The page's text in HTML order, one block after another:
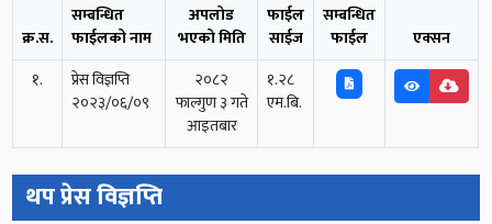
क्र.स.
सम्बन्धित
फाईलको नाम
अपलोड
भएको मिति
फाईल
साईज
सम्बन्धित
फाईल
एक्सन
१.
प्रेस विज्ञप्ति
२०२३/०६/०९
२०८२
फाल्गुण ३ गते
आइतबार
१.२८
एम.बि.
थप प्रेस विज्ञप्ति